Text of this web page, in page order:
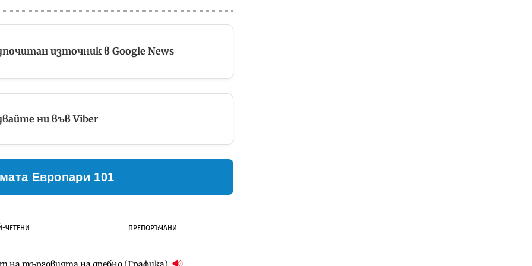
източник в Google News
ни във Viber
Европари 101
ЧЕТЕНИ ПРЕПОРЪЧАНИ